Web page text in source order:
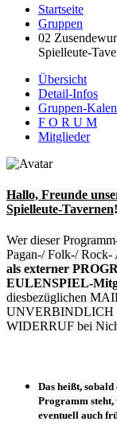
Startseite
Gruppen
02
Spielleute-
Übersicht
Detail-Infos
Gruppen-
F O R U M
Mitglieder
Hallo, Freunde
Spielleute-Tavernen!
Wer dieser
Pagan-/ Folk-/
als externer
EULENSPIEL-
diesbezüglichen
UNVERBINDLICH
WIDERRUF bei
Das heißt,
Programm steht,
eventuell auch